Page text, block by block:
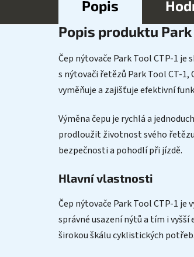
Popis
Popis produktu Park
Čep nýtovače Park Tool CTP-1
s nýtovači řetězů Park Tool CT-
vyměňuje a zajišťuje efektivní
Výměna čepu je rychlá a
prodloužit životnost svého
bezpečnosti a pohodlí při jízdě.
Hlavní vlastnosti
Čep nýtovače Park Tool CTP-1
správné usazení nýtů a tím i
širokou škálu cyklistických potřeb.